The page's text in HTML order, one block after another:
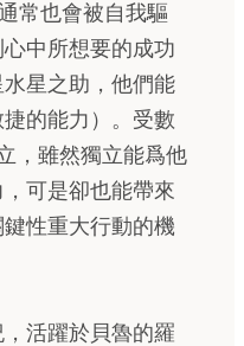
常也會被自我驅
中所想要的成功
水星之助，他們能
的能力）。受數
，雖然獨立能爲他
可是卻也能帶來
性重大行動的機
活躍於貝魯的羅